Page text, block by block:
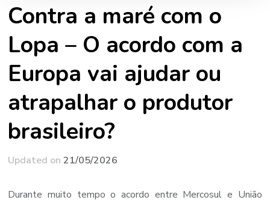
Contra a maré com o
Lopa – O acordo com a
Europa vai ajudar ou
atrapalhar o produtor
brasileiro?
Updated on21/05/2026
Durante muito tempo o acordo entre Mercosul e União